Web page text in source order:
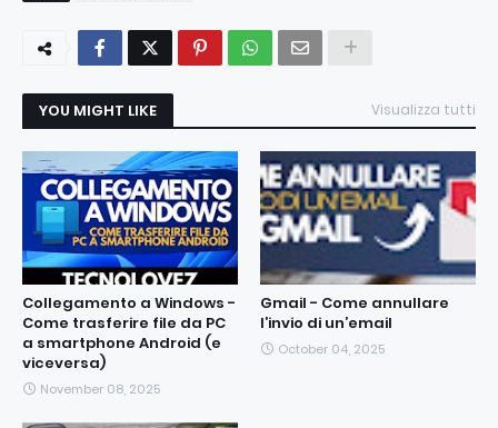
YOU MIGHT LIKE Visualizza tutti
Collegamento a Windows -
Come trasferire file da PC
a smartphone Android (e
viceversa)
November 08, 2025
Gmail - Come annullare
l’invio di un’email
October 04, 2025